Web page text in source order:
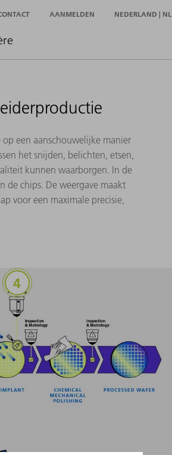
AANMELDEN NEDERLAND | NL
een aanschouwelijke manier
het snijden, belichten, etsen,
kunnen waarborgen. In de
de chips. De weergave maakt
voor een maximale precisie,
Laser Annealing
Etching